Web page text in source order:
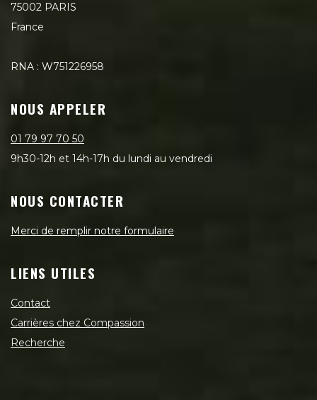
75002 PARIS
France
RNA : W751226958
NOUS APPELER
01 79 97 70 50
9h30-12h et 14h-17h du lundi au vendredi
NOUS CONTACTER
Merci de remplir notre formulaire
LIENS UTILES
Contact
Carrières chez Compassion
Recherche